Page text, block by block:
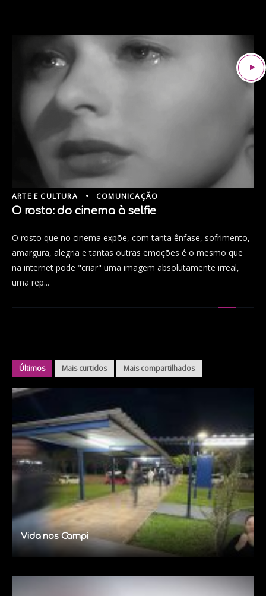
ARTE E CULTURA COMUNICAÇÃO
O rosto: do cinema à selfie
O rosto que no cinema expõe, com tanta ênfase, sofrimento,
amargura, alegria e tantas outras emoções é o mesmo que
na internet pode "criar" uma imagem absolutamente irreal,
uma rep...
Últimos Mais curtidos Mais compartilhados
Vida nos Campi